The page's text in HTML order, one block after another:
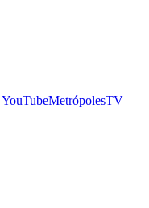
YouTubeMetrópolesTV